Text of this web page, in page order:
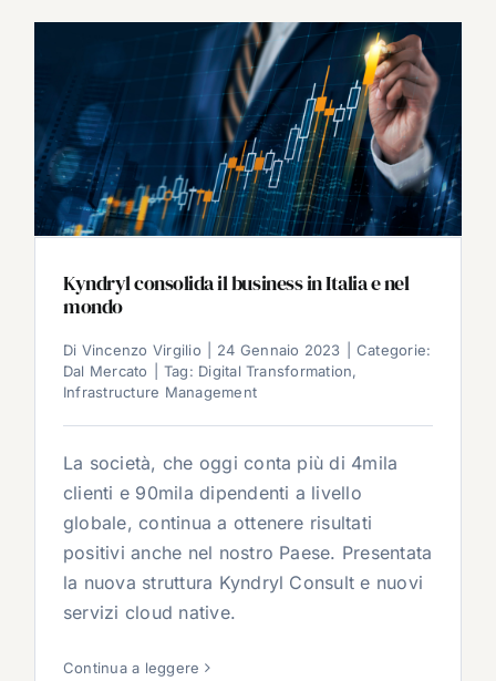
Kyndryl consolida il business in Italia e nel
mondo
Di Vincenzo Virgilio 24 Gennaio 2023
Categorie:
Dal Mercato
Tag: Digital Transformation,
Infrastructure Management
La società, che oggi conta più di 4mila
clienti e 90mila dipendenti a livello
globale, continua a ottenere risultati
positivi anche nel nostro Paese. Presentata
la nuova struttura Kyndryl Consult e nuovi
servizi cloud native.
Continua a leggere